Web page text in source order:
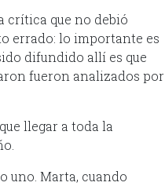
crítica que no debió
errado: lo importante es
difundido allí es que
fueron analizados por
llegar a toda la
uno. Marta, cuando